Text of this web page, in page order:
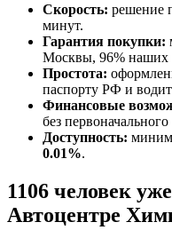
Скорость: решение
минут.
Гарантия покупки:
Москвы, 96% наших
Простота:
паспорту РФ и
Финансовые
без первоначального
Доступность:
0.01%.
1106 человек
Автоцентре